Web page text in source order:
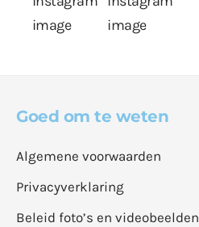
Goed om te weten
Algemene voorwaarden
Privacyverklaring
Beleid foto’s en videobeelden